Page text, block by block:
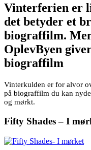
Vinterferien er
det betyder et
biograffilm.
OplevByen
biograffilm
Vinterkulden er for alvor
på biograffilm du kan
og mørkt.
Fifty Shades – I